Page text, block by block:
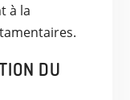
à la
DU